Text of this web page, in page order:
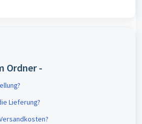
Ordner -
Lieferung?